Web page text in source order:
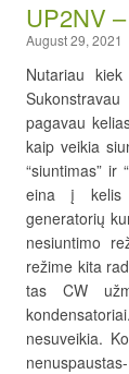
UP2NV
August 29, 2021
Nutariau
pagavau
kaip veikia
“siuntimas” ir
eina į kelis
generatorių
nesiuntimo
režime kita
tas CW
nesuveikia.